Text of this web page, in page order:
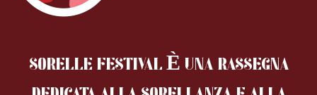
SORELLE FESTIVAL È UNA RASSEGNA